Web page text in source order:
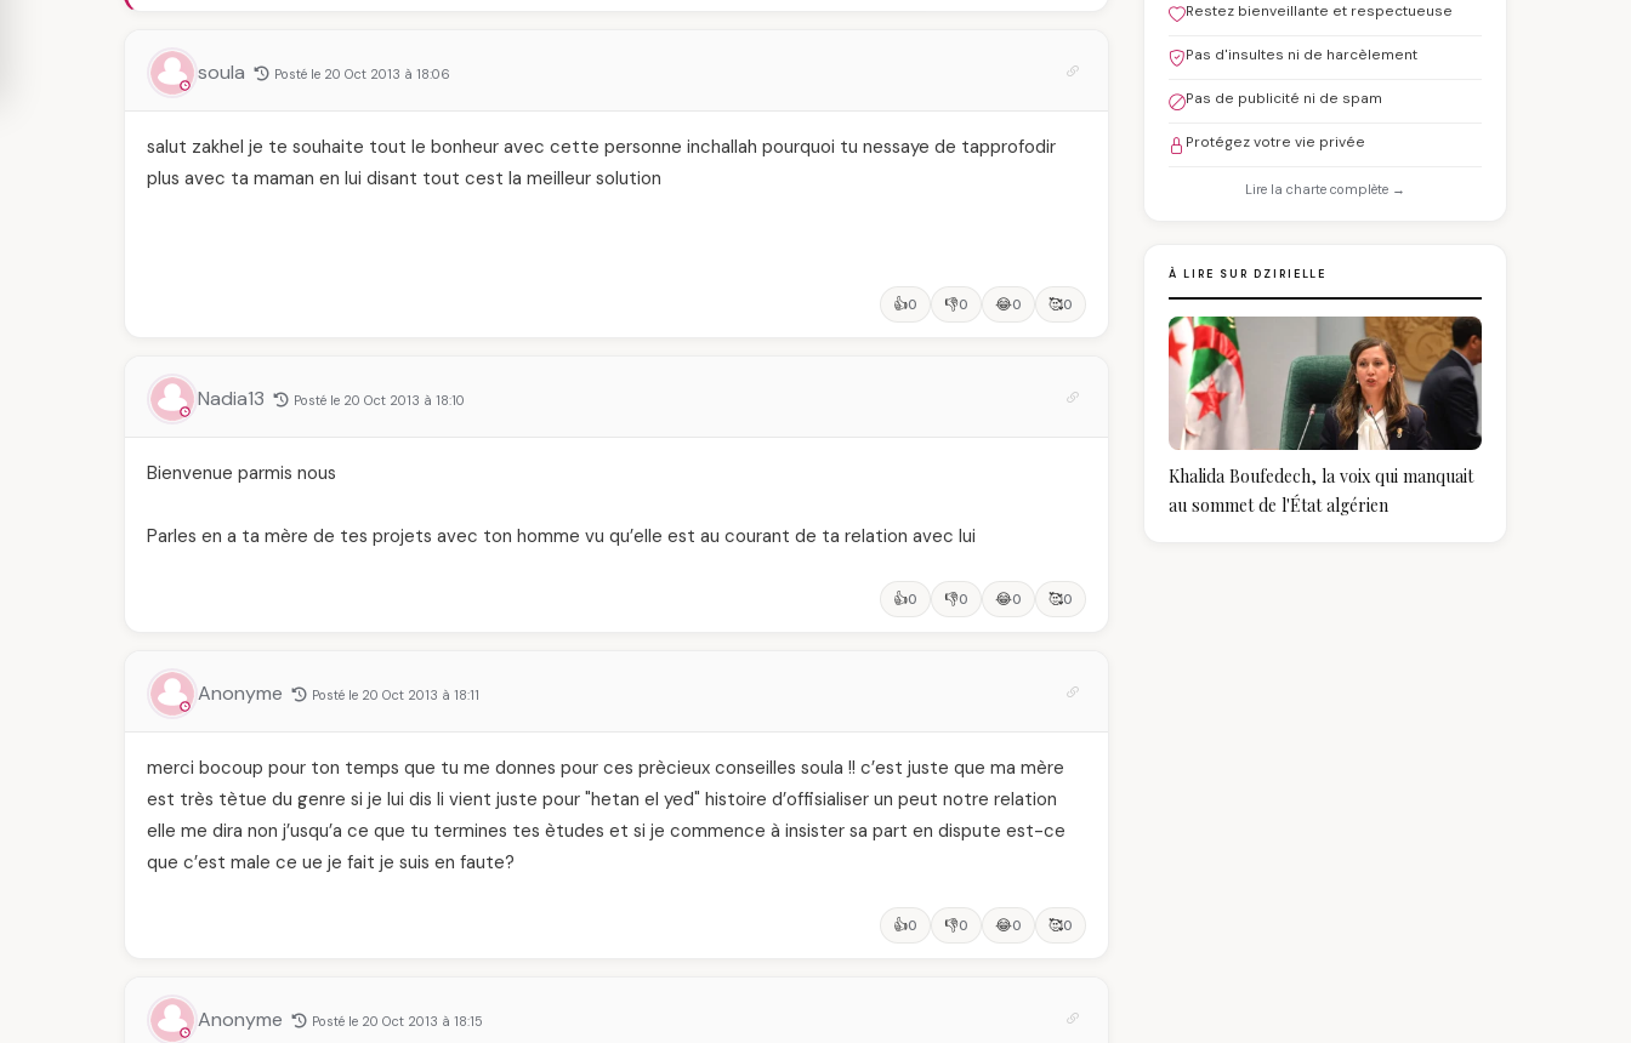
soula Posté le 20 Oct 2013 à 18:06
salut zakhel je te souhaite tout le bonheur avec cette personne inchallah pourquoi tu nessaye de tapprofodir
plus avec ta maman en lui disant tout cest la meilleur solution
👍0 👎0 😂0 🥰0
Nadia13 Posté le 20 Oct 2013 à 18:10
Bienvenue parmis nous
Parles en a ta mère de tes projets avec ton homme vu qu’elle est au courant de ta relation avec lui
👍0 👎0 😂0 🥰0
Anonyme Posté le 20 Oct 2013 à 18:11
merci bocoup pour ton temps que tu me donnes pour ces prècieux conseilles soula !! c’est juste que ma mère
est très tètue du genre si je lui dis li vient juste pour "hetan el yed" histoire d’offisialiser un peut notre relation
elle me dira non j’usqu’a ce que tu termines tes ètudes et si je commence à insister sa part en dispute est-ce
que c’est male ce ue je fait je suis en faute?
👍0 👎0 😂0 🥰0
Anonyme Posté le 20 Oct 2013 à 18:15
Restez bienveillante et respectueuse
Pas d'insultes ni de harcèlement
Pas de publicité ni de spam
Protégez votre vie privée
Lire la charte complète →
À LIRE SUR DZIRIELLE
Khalida Boufedech, la voix qui manquait
au sommet de l'État algérien